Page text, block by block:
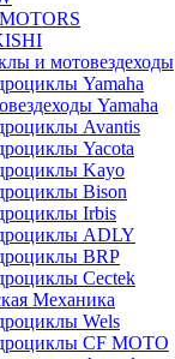
и мотовездеходы
Yamaha
Yamaha
Avantis
Yacota
Kayo
Bison
Irbis
ADLY
BRP
Cectek
Механика
Wels
CF MOTO